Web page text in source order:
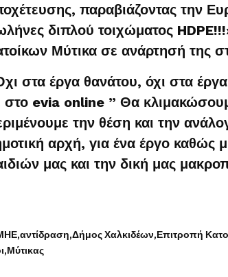
παραβιάζοντας την
διπλού τοιχώματος
Μύτικα σε ανάρτησή της
στα έργα θανάτου, όχι στα
στο evia online ” Θα
την θέση και την
αρχή, για ένα έργο καθώς
μας και την δική μας
αντίδραση Δήμος Χαλκιδέων Επιτροπή
Μύτικας